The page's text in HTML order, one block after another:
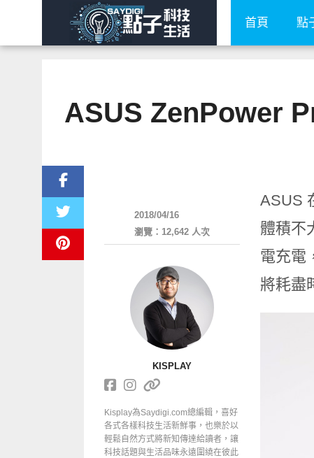
首頁 點
ASUS ZenPower
ASUS
體積不
電充電
將耗盡
2018/04/16
瀏覽：12,642 人次
KISPLAY
Kisplay為Saydigi.com總編輯，喜好
各式各樣科技生活新鮮事，也樂於以
輕鬆自然方式將新知傳達給讀者，讓
科技話題與生活品味永遠圍繞在彼此